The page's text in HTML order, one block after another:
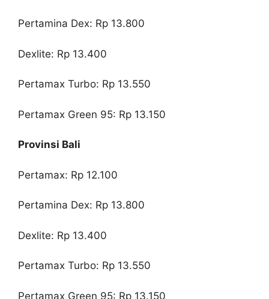
Pertamina Dex: Rp 13.800
Dexlite: Rp 13.400
Pertamax Turbo: Rp 13.550
Pertamax Green 95: Rp 13.150
Provinsi Bali
Pertamax: Rp 12.100
Pertamina Dex: Rp 13.800
Dexlite: Rp 13.400
Pertamax Turbo: Rp 13.550
Pertamax Green 95: Rp 13.150